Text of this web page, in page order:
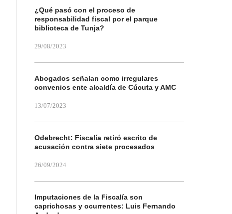
¿Qué pasó con el proceso de
responsabilidad fiscal por el parque
biblioteca de Tunja?
29/08/2023
Abogados señalan como irregulares
convenios ente alcaldía de Cúcuta y AMC
13/07/2023
Odebrecht: Fiscalía retiró escrito de
acusación contra siete procesados
26/09/2024
Imputaciones de la Fiscalía son
caprichosas y ocurrentes: Luis Fernando